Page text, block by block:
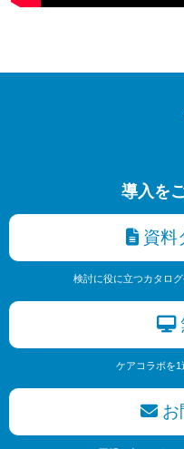
導入を
資料
検討に役に立つカタロ
ケアコラボを
お